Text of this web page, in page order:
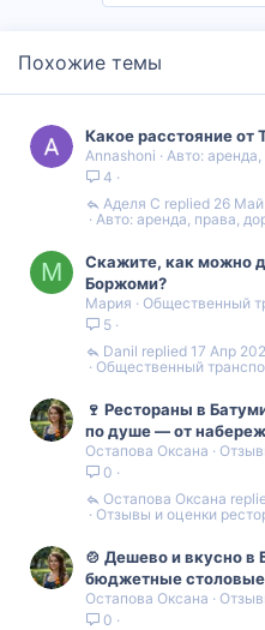
Похожие темы
Какое расстояние от
Annashoni
Авто:
4
Авто: аренда, права,
26
Аделя С
М
Скажите, как можно
Боржоми?
Мария
Общественный
5
Общественный
17 Апр
Danil
🍷 Рестораны в
по душе — от
Остапова Оксана
0
Отзывы и оценки
Остапова Оксана
🍲 Дешево и вкусно
бюджетные столовые
Остапова Оксана
0